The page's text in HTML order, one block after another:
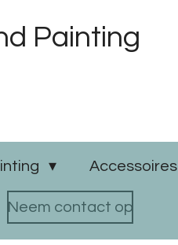
Painting
Accessoires
Neem contact op